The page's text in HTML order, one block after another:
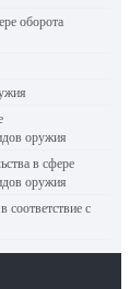
оборота
оружия
в сфере
оружия
с